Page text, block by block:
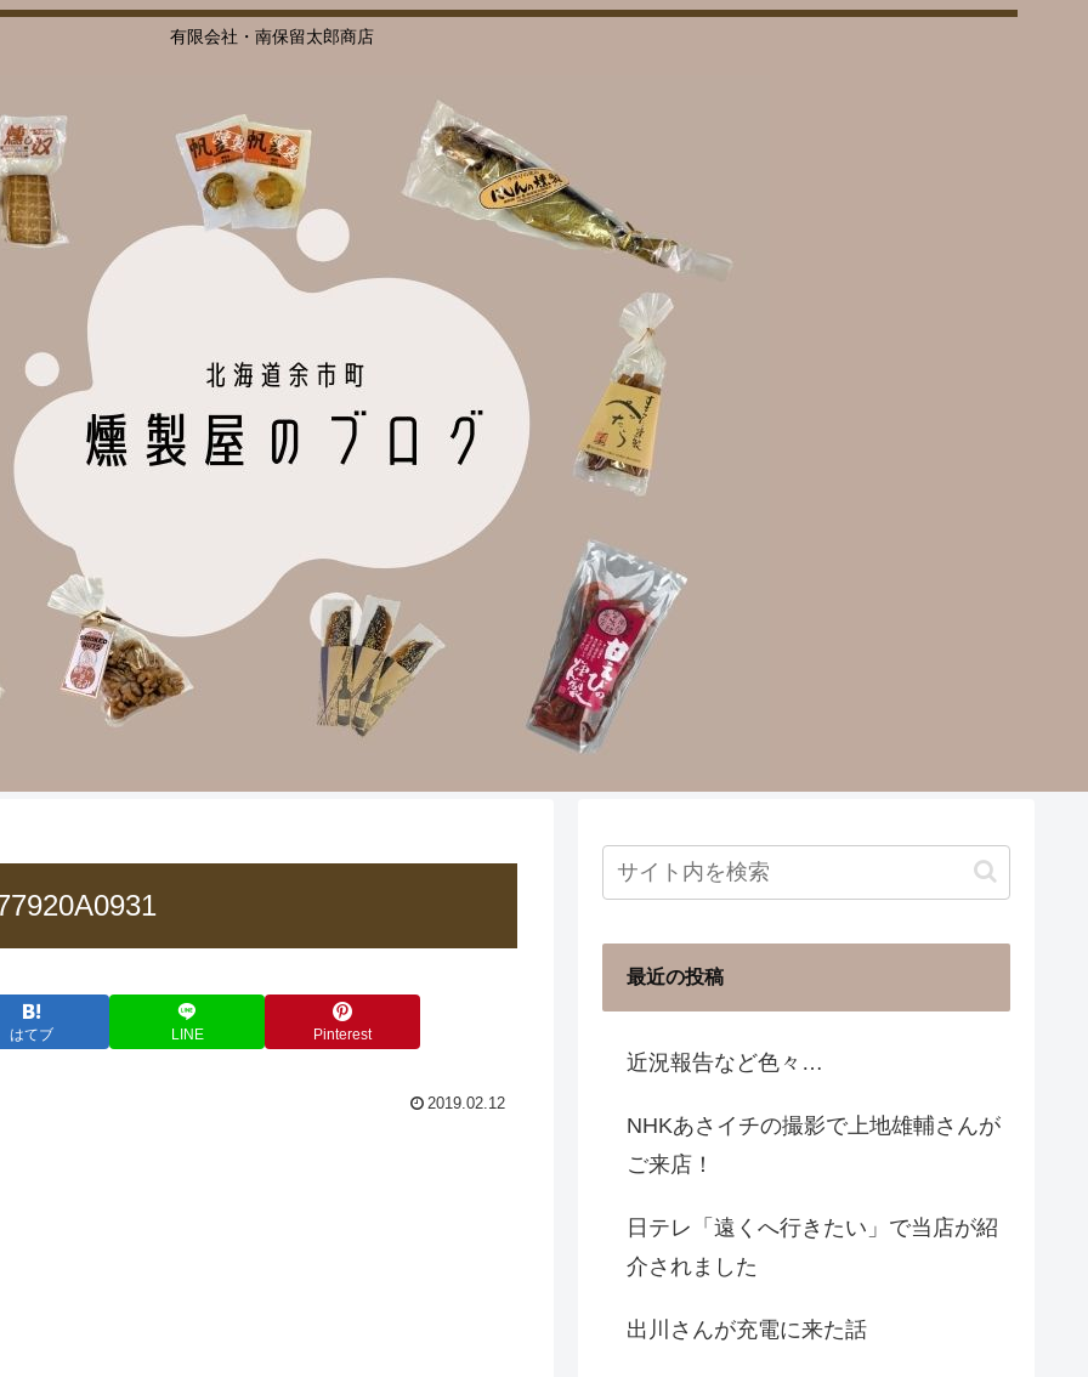
有限会社・南保留太郎商店
はてブ LINE Pinterest
2019.02.12
最近の投稿
近況報告など色々…
NHKあさイチの撮影で上地雄輔さんが
ご来店！
日テレ「遠くへ行きたい」で当店が紹
介されました
出川さんが充電に来た話